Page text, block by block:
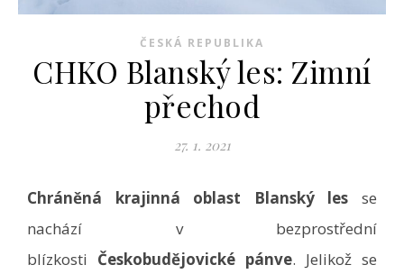
ČESKÁ REPUBLIKA
CHKO Blanský les: Zimní
přechod
27. 1. 2021
Chráněná krajinná oblast Blanský les se
nachází v bezprostřední
blízkosti Českobudějovické pánve. Jelikož se